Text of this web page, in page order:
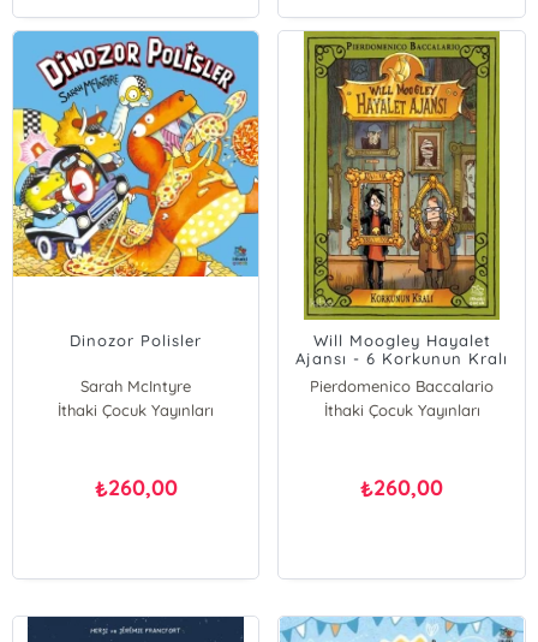
Dinozor Polisler
Sarah McIntyre
İthaki Çocuk Yayınları
₺260,00
Will Moogley Hayalet
Ajansı - 6 Korkunun Kralı
Pierdomenico Baccalario
İthaki Çocuk Yayınları
₺260,00